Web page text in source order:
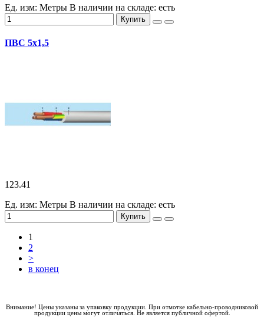
Ед. изм: Метры В наличии на складе: есть
Купить
ПВС 5х1,5
123.41
Ед. изм: Метры В наличии на складе: есть
Купить
1
2
>
в конец
Внимание! Цены указаны за упаковку продукции. При отмотке кабельно-проводниковой
продукции цены могут отличаться. Не является публичной офертой.